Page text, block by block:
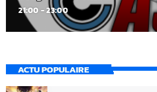
21:00 - 23:00
ACTU POPULAIRE